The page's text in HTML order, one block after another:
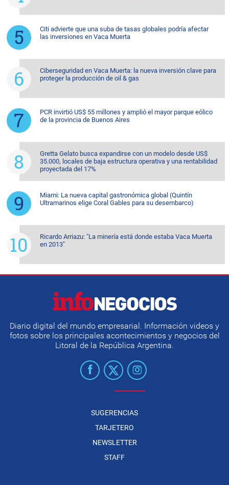
Citi advierte que una suba de tasas globales podría afectar
las inversiones en Vaca Muerta
Ciberseguridad en Vaca Muerta: la nueva inversión clave para
proteger la producción de oil & gas
PCR invirtió US$ 55 millones y amplió el mayor parque eólico
de la provincia de Buenos Aires
Gretta Gelato busca expandirse con un modelo desde US$
35.000, locales de baja estructura operativa y una rentabilidad
proyectada del 17%
Miami: La nueva capital gastronómica global (Quintín
Ultramarinos elige Coral Gables para su desembarco)
Ricardo Arriazu: "La minería está donde estaba Vaca Muerta
en 2013"
Diario digital del mundo empresarial. Información videos y
fotos sobre los principales acontecimientos y negocios del
Litoral de la República Argentina.
SUGERENCIAS
TARJETERO
NEWSLETTER
STAFF